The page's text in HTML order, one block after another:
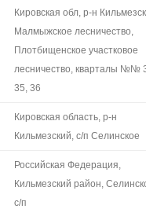
Кировская обл, р-н
Малмыжское лесничество,
Плотбищенское участковое
лесничество, кварталы №№
35, 36
Кировская область, р-н
Кильмезский, с/п Селинское
Российская Федерация,
Кильмезский район,
с/п